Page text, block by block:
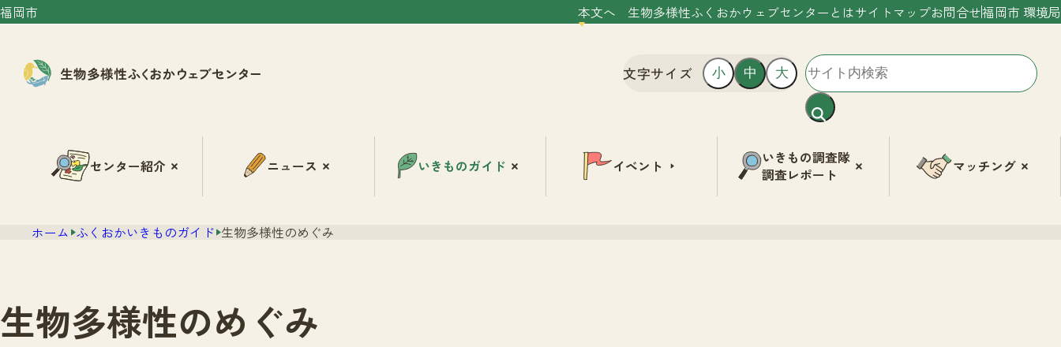
福岡市 本文へ 生物多様性ふくおかウェブセンターとはサイトマップお問合せ福岡市 環境局
文字サイズ 小 中 大
センター紹介 ニュース いきものガイド イベント
いきもの調査隊
調査レポート
マッチング
ホーム ふくおかいきものガイド 生物多様性のめぐみ
生物多様性のめぐみ